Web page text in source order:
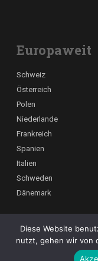
Europaweit
Schweiz
Österreich
Polen
Niederlande
Frankreich
Spanien
Italien
Schweden
Dänemark
Kraftmann Umzüge
Diese Website
nutzt, gehen wir von